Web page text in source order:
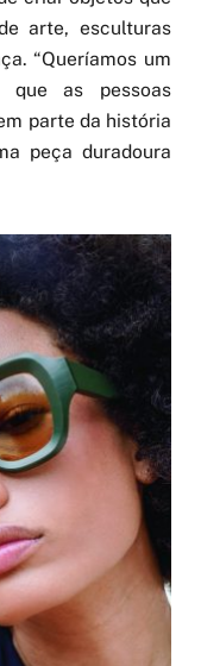
arte, esculturas
“Queríamos um
que as pessoas
parte da história
peça duradoura